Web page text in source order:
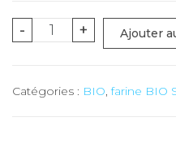
-
quantité
de
+ Ajouter
Catégories : BIO,farine BIO